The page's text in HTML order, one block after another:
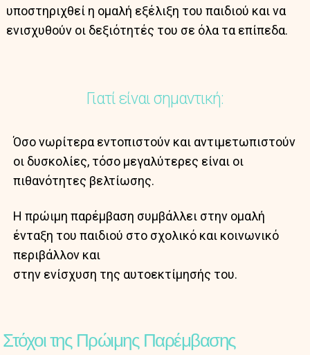
υποστηριχθεί η ομαλή εξέλιξη του παιδιού και να
ενισχυθούν οι δεξιότητές του σε όλα τα επίπεδα.
Στόχοι της Πρώιμης Παρέμβασης
Γιατί είναι σημαντική:
Όσο νωρίτερα εντοπιστούν και αντιμετωπιστούν
οι δυσκολίες, τόσο μεγαλύτερες είναι οι
πιθανότητες βελτίωσης.
Η πρώιμη παρέμβαση συμβάλλει στην ομαλή
ένταξη του παιδιού στο σχολικό και κοινωνικό
περιβάλλον και
στην ενίσχυση της αυτοεκτίμησής του.